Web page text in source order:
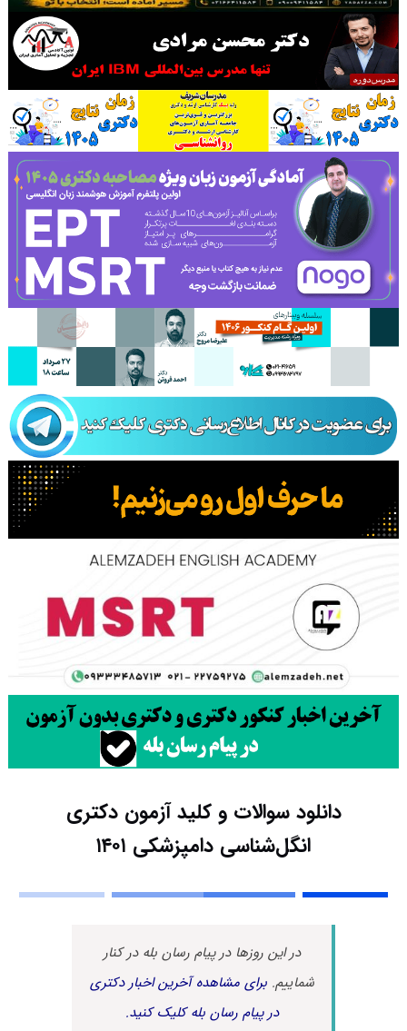
دانلود سوالات و کلید آزمون دکتری
انگل‌شناسی دامپزشکی ۱۴۰۱
در این روزها در پیام رسان بله در کنار
شماییم.برای مشاهده آخرین اخبار دکتری
در پیام رسان بله کلیک کنید.